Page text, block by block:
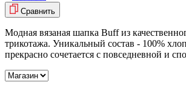
Сравнить
Модная вязаная шапка Buff из
трикотажа. Уникальный состав - 100%
прекрасно сочетается с повседневной и